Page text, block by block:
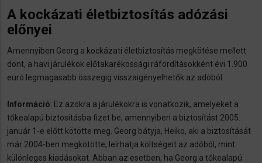
A kockázati életbiztosítás adózási
előnyei
Amennyiben Georg a kockázati életbiztosítás megkötése mellett
dönt, a havi járulékok előtakarékossági ráfordításokként évi 1.900
euró legmagasabb összegig visszaigényelhetők az adóból.
Információ: Ez azokra a járulékokra is vonatkozik, amelyeket a
tőkealapú biztosításba fizet be, amennyiben a biztosítást 2005.
január 1-e előtt kötötte meg. Georg bátyja, Heiko, aki a biztosítását
már 2004-ben megkötötte, leírhatja költségeit az adóból, mint
különleges kiadásokat. Abban az esetben, ha Georg a tőkealapú